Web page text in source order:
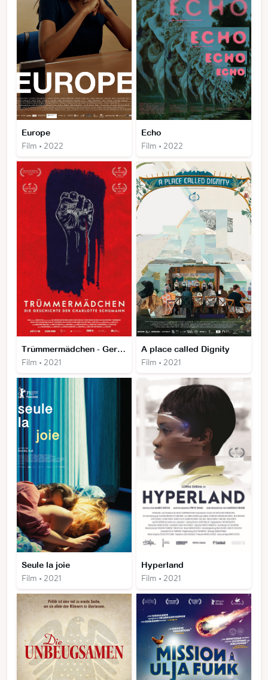
Europe
Film • 2022
Echo
Film • 2022
Trümmermädchen - Germany Year Zero
Film • 2021
A place called Dignity
Film • 2021
Seule la joie
Film • 2021
Hyperland
Film • 2021